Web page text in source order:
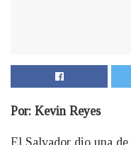
Por: Kevin Reyes